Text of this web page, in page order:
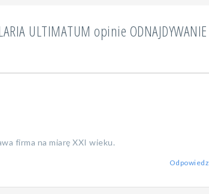
ULTIMATUM opinie ODNAJDYWANIE
firma na miarę XXI wieku.
Odpowiedz